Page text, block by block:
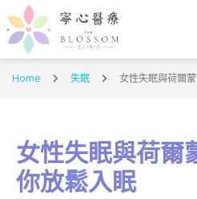
Home 失眠 女性失眠與荷爾
女性失眠與荷爾
你放鬆入眠